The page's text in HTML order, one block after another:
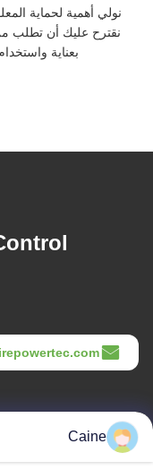
نولي أهمية لحماية
نقترح عليك أن تطلب
بعناية
Caine